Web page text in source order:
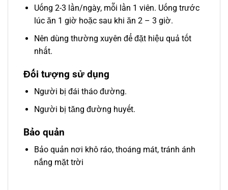
Uống 2-3 lần/ngày, mỗi lần 1 viên. Uống trước
lúc ăn 1 giờ hoặc sau khi ăn 2 – 3 giờ.
Nên dùng thường xuyên để đặt hiệu quả tốt
nhất.
Đối tượng sử dụng
Người bị đái tháo đường.
Người bị tăng đường huyết.
Bảo quản
Bảo quản nơi khô ráo, thoáng mát, tránh ánh
nắng mặt trời